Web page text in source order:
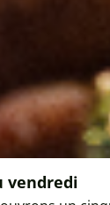
vendredi